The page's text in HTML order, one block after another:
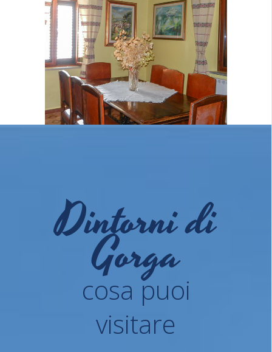
Dintorni di
Gorga
cosa puoi
visitare